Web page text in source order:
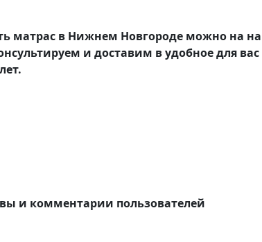
матрас в Нижнем Новгороде можно на
и доставим в удобное для
и комментарии пользователей